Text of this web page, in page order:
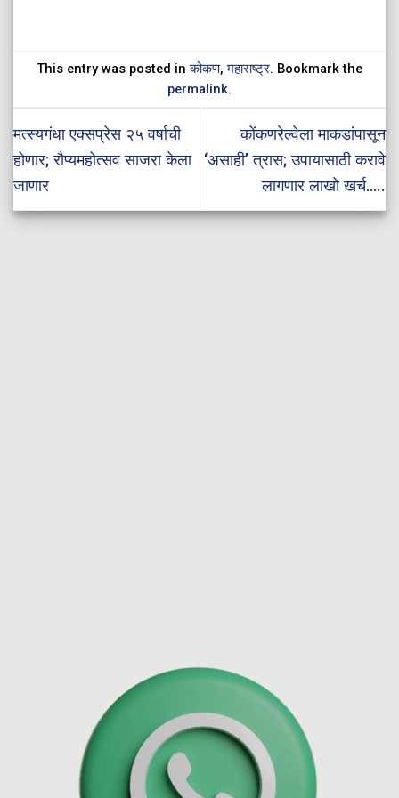
This entry was posted inकोकण,महाराष्ट्र. Bookmark the
permalink.
मत्स्यगंधा एक्सप्रेस २५ वर्षाची
होणार; रौप्यमहोत्सव साजरा केला
जाणार
कोंकणरेल्वेला माकडांपासून
‘असाही’ त्रास; उपायासाठी करावे
लागणार लाखो खर्च…..